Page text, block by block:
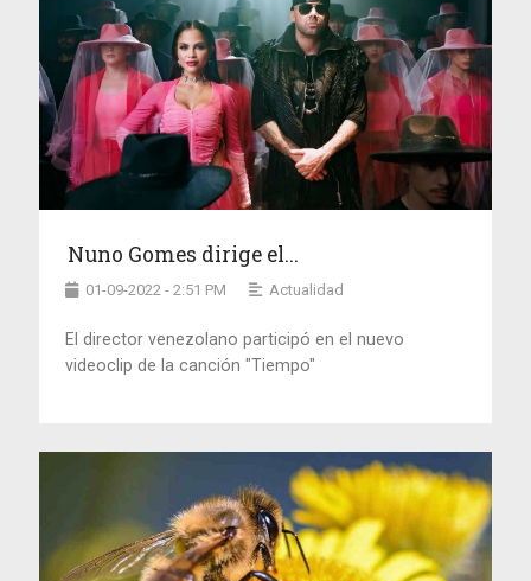
Nuno Gomes dirige el...
01-09-2022 - 2:51 PM Actualidad
El director venezolano participó en el nuevo
videoclip de la canción "Tiempo"